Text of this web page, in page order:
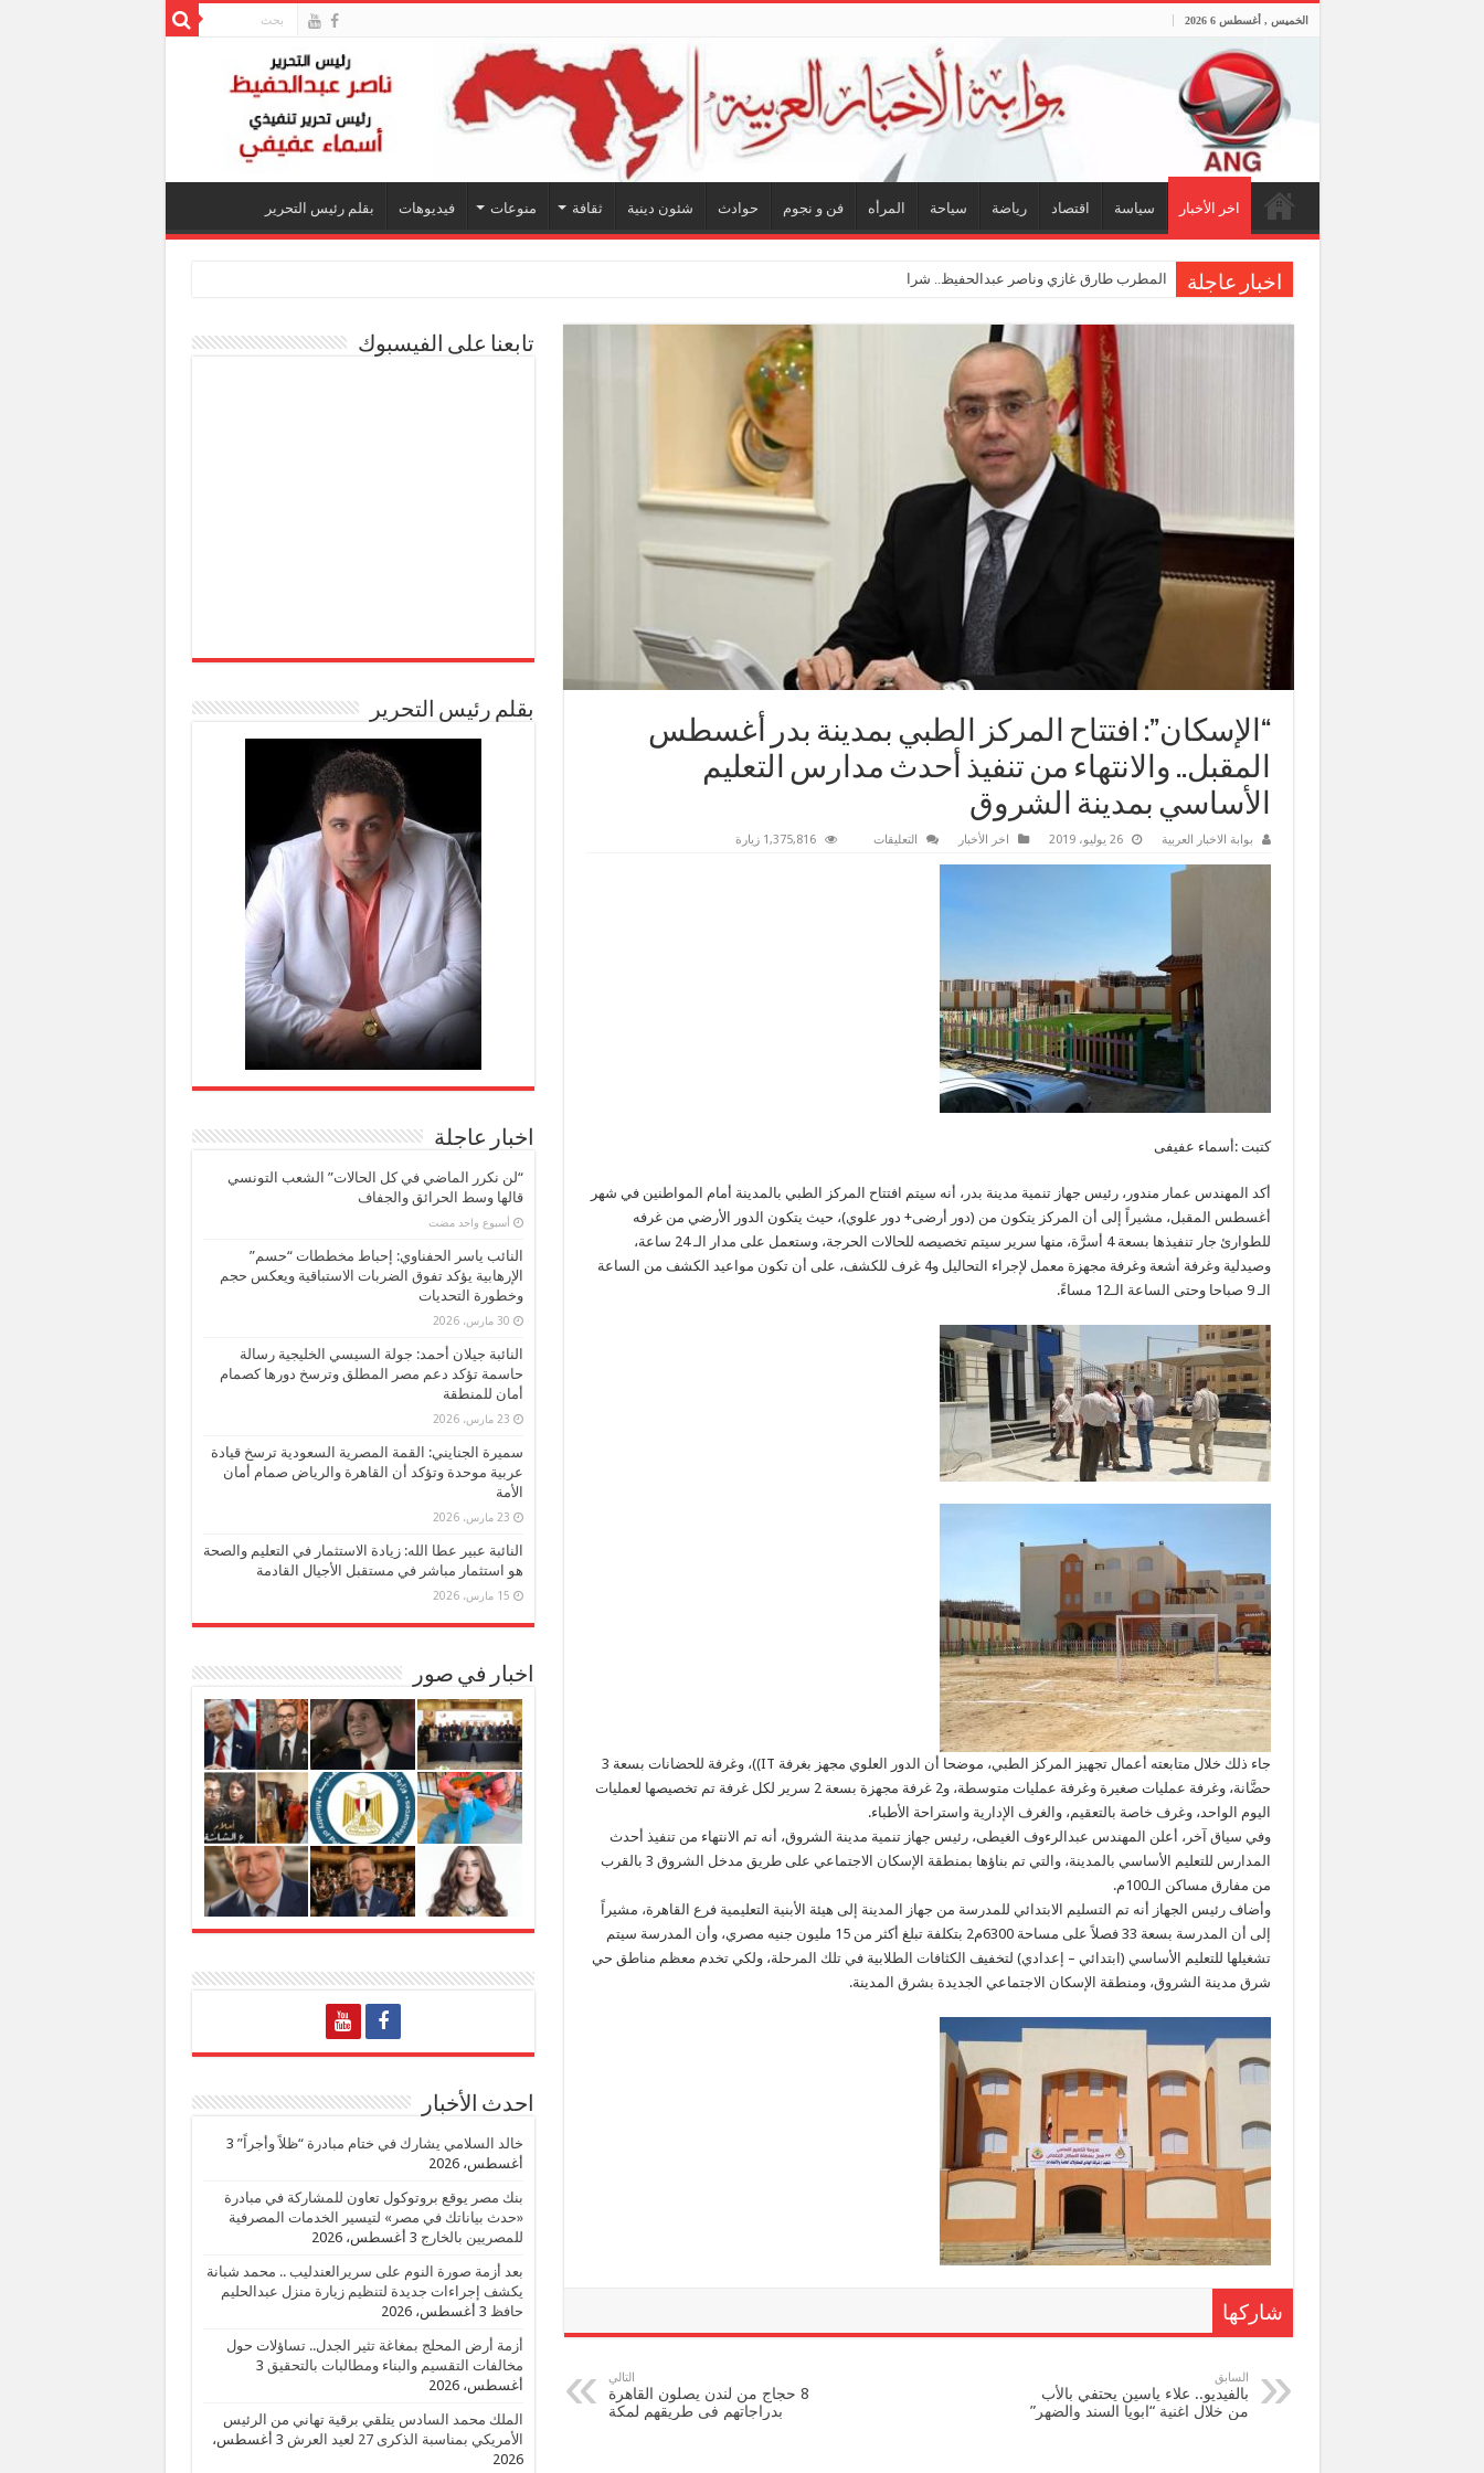
الخميس , أغسطس 6 2026
اخر الأخبار سياسة اقتصاد رياضة سياحة المرأه فن و نجوم حوادث شئون دينية ثقافة منوعات فيديوهات بقلم رئيس التحرير
اخبار عاجلة المطرب طارق غازي وناصر عبدالحفيظ.. شراكة فنية ترسم ملامح
“الإسكان”: افتتاح المركز الطبي بمدينة بدر أغسطس
المقبل.. والانتهاء من تنفيذ أحدث مدارس التعليم
الأساسي بمدينة الشروق
بوابة الاخبار العربية 26 يوليو، 2019 اخر الأخبار التعليقات 1,375,816 زيارة
كتبت :أسماء عفيفى
أكد المهندس عمار مندور، رئيس جهاز تنمية مدينة بدر، أنه سيتم افتتاح المركز الطبي بالمدينة أمام المواطنين في شهر
أغسطس المقبل، مشيراً إلى أن المركز يتكون من (دور أرضى+ دور علوي)، حيث يتكون الدور الأرضي من غرفه
للطوارئ جار تنفيذها بسعة 4 أسرَّة، منها سرير سيتم تخصيصه للحالات الحرجة، وستعمل على مدار الـ 24 ساعة،
وصيدلية وغرفة أشعة وغرفة مجهزة معمل لإجراء التحاليل و4 غرف للكشف، على أن تكون مواعيد الكشف من الساعة
الـ 9 صباحا وحتى الساعة الـ12 مساءً.
جاء ذلك خلال متابعته أعمال تجهيز المركز الطبي، موضحا أن الدور العلوي مجهز بغرفة IT))، وغرفة للحضانات بسعة 3
حضَّانة، وغرفة عمليات صغيرة وغرفة عمليات متوسطة، و2 غرفة مجهزة بسعة 2 سرير لكل غرفة تم تخصيصها لعمليات
اليوم الواحد، وغرف خاصة بالتعقيم، والغرف الإدارية واستراحة الأطباء.
وفي سياق آخر، أعلن المهندس عبدالرءوف الغيطى، رئيس جهاز تنمية مدينة الشروق، أنه تم الانتهاء من تنفيذ أحدث
المدارس للتعليم الأساسي بالمدينة، والتي تم بناؤها بمنطقة الإسكان الاجتماعي على طريق مدخل الشروق 3 بالقرب
من مفارق مساكن الـ100م.
وأضاف رئيس الجهاز أنه تم التسليم الابتدائي للمدرسة من جهاز المدينة إلى هيئة الأبنية التعليمية فرع القاهرة، مشيراً
إلى أن المدرسة بسعة 33 فصلاً على مساحة 6300م2 بتكلفة تبلغ أكثر من 15 مليون جنيه مصري، وأن المدرسة سيتم
تشغيلها للتعليم الأساسي (ابتدائي – إعدادي) لتخفيف الكثافات الطلابية في تلك المرحلة، ولكي تخدم معظم مناطق حي
شرق مدينة الشروق، ومنطقة الإسكان الاجتماعي الجديدة بشرق المدينة.
شاركها
السابق
بالفيديو.. علاء ياسين يحتفي بالأب
من خلال اغنية “ابويا السند والضهر”
التالي
8 حجاج من لندن يصلون القاهرة
بدراجاتهم فى طريقهم لمكة
تابعنا على الفيسبوك
بقلم رئيس التحرير
اخبار عاجلة
“لن نكرر الماضي في كل الحالات” الشعب التونسي
قالها وسط الحرائق والجفاف
‏أسبوع واحد مضت
النائب ياسر الحفناوي: إحباط مخططات “حسم”
الإرهابية يؤكد تفوق الضربات الاستباقية ويعكس حجم
وخطورة التحديات
30 مارس، 2026
النائبة جيلان أحمد: جولة السيسي الخليجية رسالة
حاسمة تؤكد دعم مصر المطلق وترسخ دورها كصمام
أمان للمنطقة
23 مارس، 2026
سميرة الجنايني: القمة المصرية السعودية ترسخ قيادة
عربية موحدة وتؤكد أن القاهرة والرياض صمام أمان
الأمة
23 مارس، 2026
النائبة عبير عطا الله: زيادة الاستثمار في التعليم والصحة
هو استثمار مباشر في مستقبل الأجيال القادمة
15 مارس، 2026
اخبار في صور
احدث الأخبار
خالد السلامي يشارك في ختام مبادرة “ظلاً وأجراً” 3
أغسطس، 2026
بنك مصر يوقع بروتوكول تعاون للمشاركة في مبادرة
«حدث بياناتك في مصر» لتيسير الخدمات المصرفية
للمصريين بالخارج 3 أغسطس، 2026
بعد أزمة صورة النوم على سريرالعندليب .. محمد شبانة
يكشف إجراءات جديدة لتنظيم زيارة منزل عبدالحليم
حافظ 3 أغسطس، 2026
أزمة أرض المحلج بمغاغة تثير الجدل.. تساؤلات حول
مخالفات التقسيم والبناء ومطالبات بالتحقيق 3
أغسطس، 2026
الملك محمد السادس يتلقي برقية تهاني من الرئيس
الأمريكي بمناسبة الذكرى 27 لعيد العرش
3 أغسطس،
2026